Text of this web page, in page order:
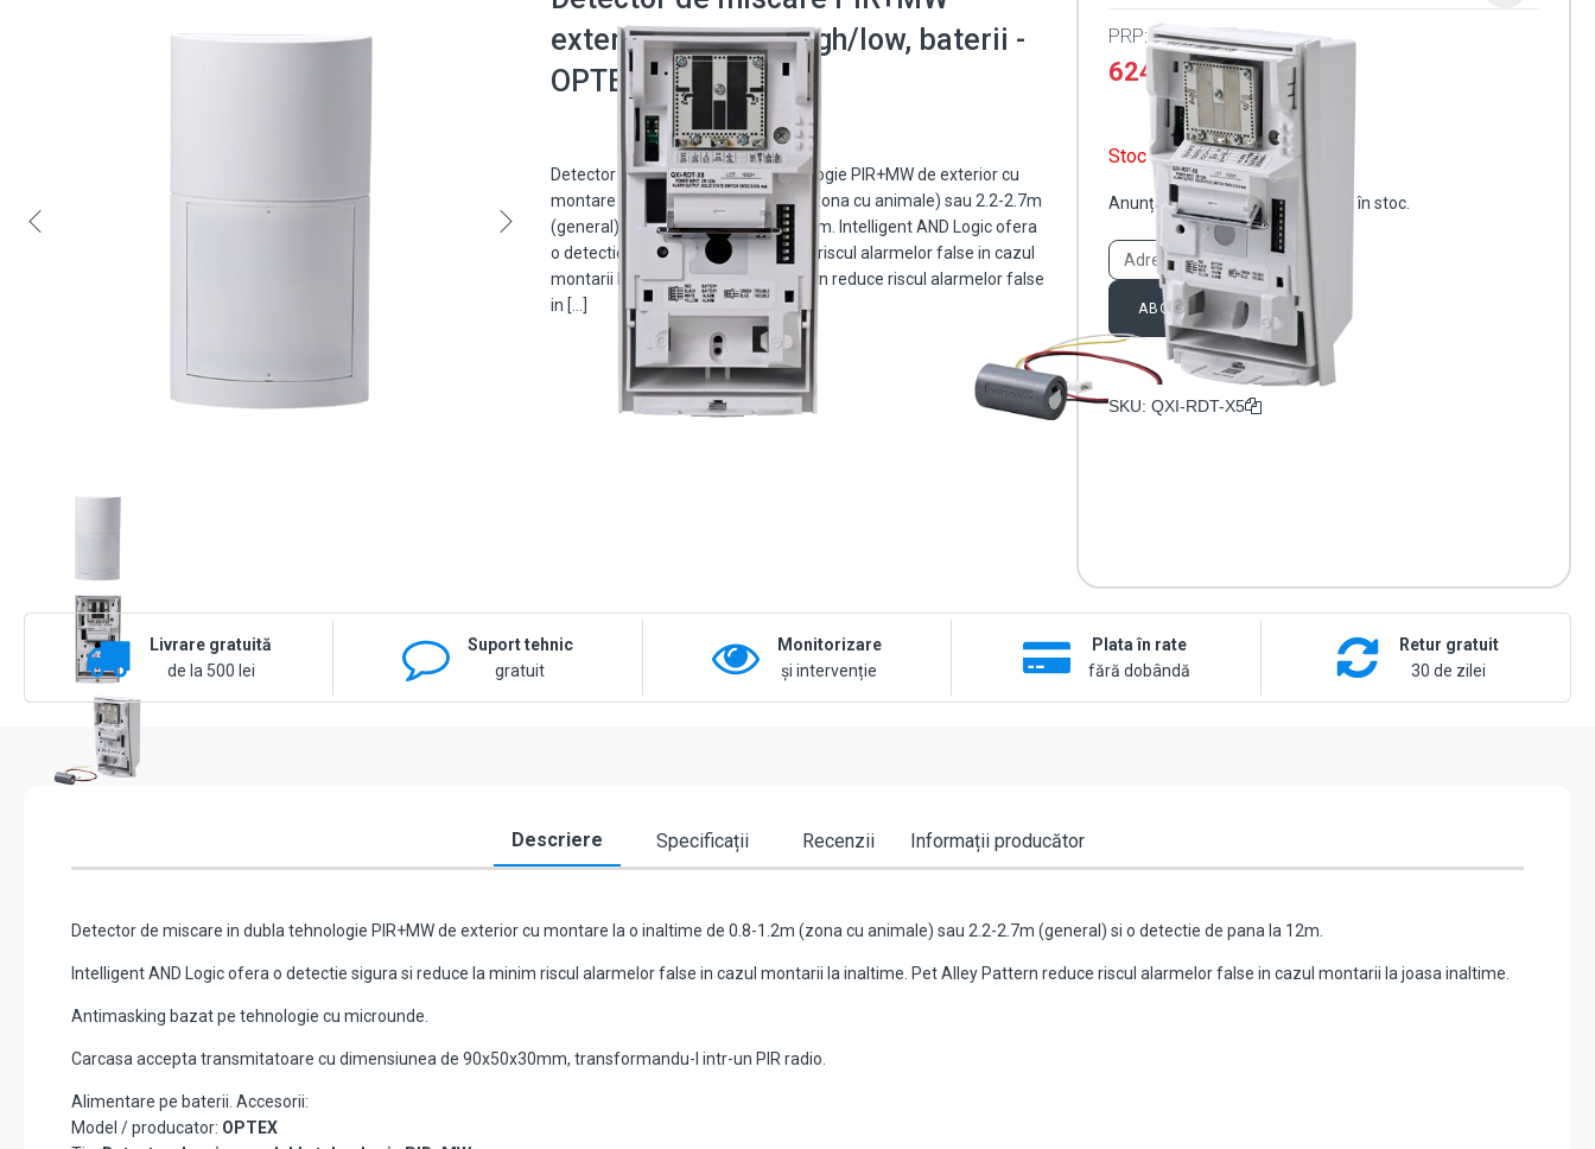
exterior, montare high/low, baterii -
OPTEX QXI-RDT-X5
Detector de miscare in dubla tehnologie PIR+MW de exterior cu
montare la o inaltime de 0.8-1.2m (zona cu animale) sau 2.2-2.7m
(general) si o detectie de pana la 12m. Intelligent AND Logic ofera
o detectie sigura si reduce la minim riscul alarmelor false in cazul
montarii la inaltime. Pet Alley Pattern reduce riscul alarmelor false
in […]
PRP: 749.09lei
624.24lei
Stoc epuizat
Anunță-mă când produsul revine în stoc.
ABONARE
SKU: QXI-RDT-X5
Livrare gratuită
de la 500 lei
Suport tehnic
gratuit
Monitorizare
și intervenție
Plata în rate
fără dobândă
Retur gratuit
30 de zilei
Descriere Specificații Recenzii Informații producător
Detector de miscare in dubla tehnologie PIR+MW de exterior cu montare la o inaltime de 0.8-1.2m (zona cu animale) sau 2.2-2.7m (general) si o detectie de pana la 12m.
Intelligent AND Logic ofera o detectie sigura si reduce la minim riscul alarmelor false in cazul montarii la inaltime. Pet Alley Pattern reduce riscul alarmelor false in cazul montarii la joasa inaltime.
Antimasking bazat pe tehnologie cu microunde.
Carcasa accepta transmitatoare cu dimensiunea de 90x50x30mm, transformandu-l intr-un PIR radio.
Alimentare pe baterii. Accesorii:
Model / producator: OPTEX